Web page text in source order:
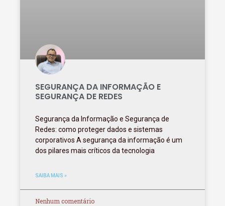
SEGURANÇA DA INFORMAÇÃO E
SEGURANÇA DE REDES
Segurança da Informação e Segurança de
Redes: como proteger dados e sistemas
corporativos A segurança da informação é um
dos pilares mais críticos da tecnologia
SAIBA MAIS »
Nenhum comentário